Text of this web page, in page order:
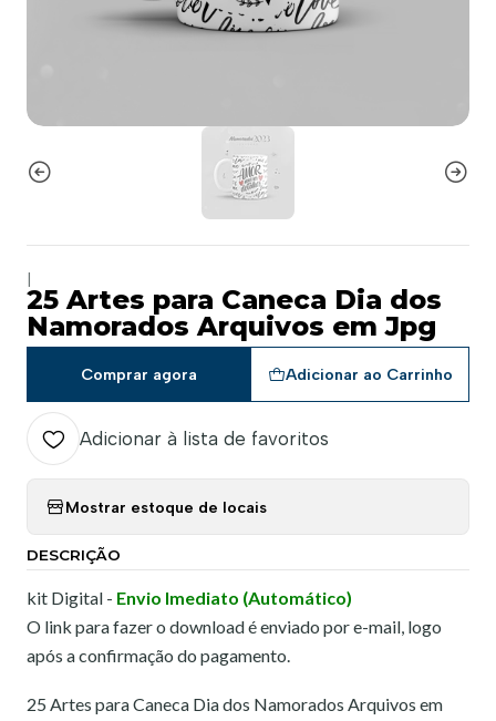
25 Artes para Caneca Dia dos
Namorados Arquivos em Jpg
Adicionar ao Carrinho
Comprar agora
Adicionar à lista de favoritos
Mostrar estoque de locais
DESCRIÇÃO
kit Digital - Envio Imediato (Automático)
O link para fazer o download é enviado por e-mail, logo
após a confirmação do pagamento.
25 Artes para Caneca Dia dos Namorados Arquivos em